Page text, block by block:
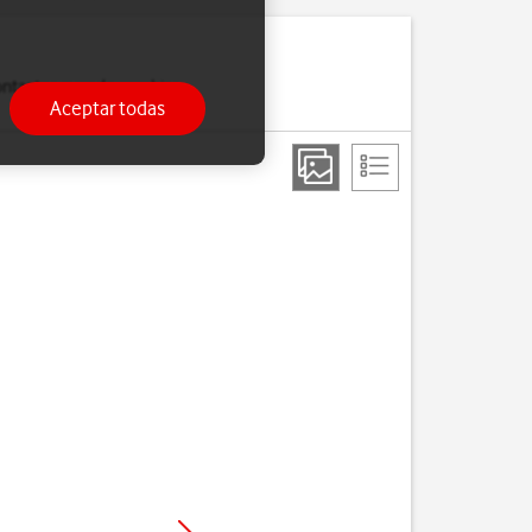
cuando cambias
Aceptar todas